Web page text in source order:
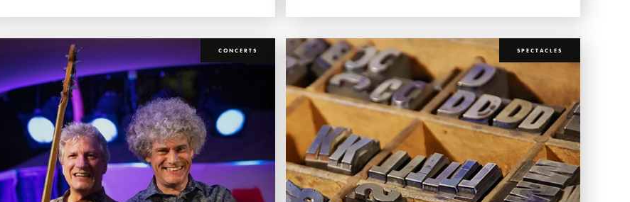
CONCERTS SPECTACLES